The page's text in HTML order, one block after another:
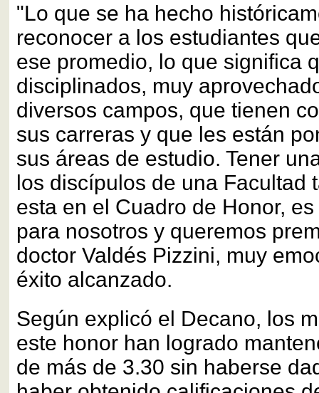
"Lo que se ha hecho
reconocer a los estudiantes
ese promedio, lo que significa
disciplinados, muy
diversos campos, que tienen
sus carreras y que les están
sus áreas de estudio. Tener
los discípulos de una Facultad
esta en el Cuadro de Honor,
para nosotros y queremos
doctor Valdés Pizzini, muy
éxito alcanzado.
Según explicó el Decano, los
este honor han logrado
de más de 3.30 sin haberse